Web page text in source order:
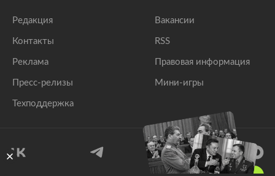
Редакция
Контакты
Реклама
Пресс-релизы
Техподдержка
Вакансии
RSS
Правовая информация
Мини-игры